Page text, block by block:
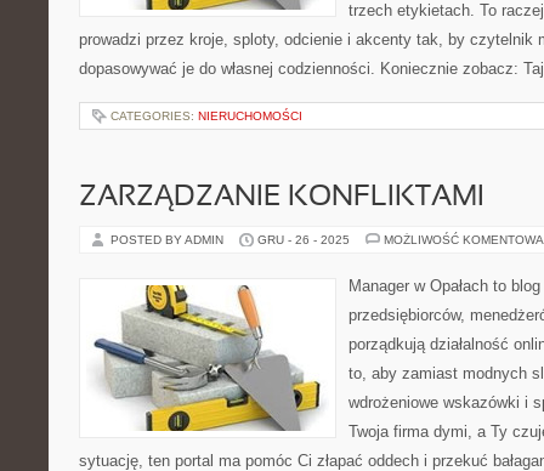
trzech etykietach. To
prowadzi przez kroje, sploty, odcienie i akcenty tak, by czytelnik
dopasowywać je do własnej codzienności. Koniecznie zobacz:
CATEGORIES: NIERUCHOMOŚCI
ZARZĄDZANIE KONFLIKTAMI
POSTED BY ADMIN GRU - 26 - 2025 MOŻLIWOŚĆ
Manager w Opałach to
przedsiębiorców,
porządkują działalność
to, aby zamiast modnych
wdrożeniowe wskazówki i
Twoja firma dymi, a Ty
sytuację, ten portal ma pomóc Ci złapać oddech i przekuć